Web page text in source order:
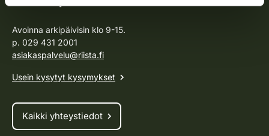
Avoinna arkipäivisin klo 9-15.
p. 029 431 2001
asiakaspalvelu@riista.fi
Usein kysytyt kysymykset
Kaikki yhteystiedot